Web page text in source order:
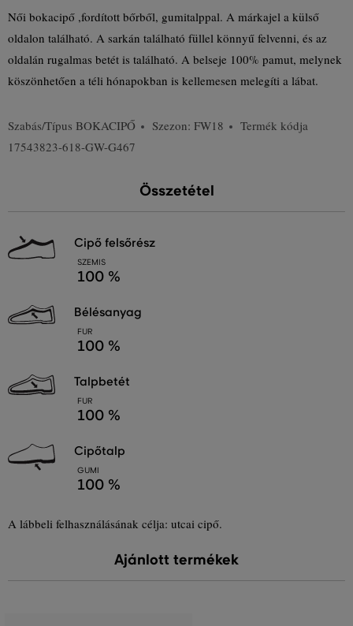
Női bokacipő ,fordított bőrből, gumitalppal. A márkajel a külső
oldalon található. A sarkán található füllel könnyű felvenni, és az
oldalán rugalmas betét is található. A belseje 100% pamut, melynek
köszönhetően a téli hónapokban is kellemesen melegíti a lábat.
Szabás/Típus BOKACIPŐ Szezon: FW18
Termék kódja
17543823-618-GW-G467
Összetétel
cipő felsőrész
SZEMIS
100 %
bélésanyag
FUR
100 %
talpbetét
FUR
100 %
cipőtalp
GUMI
100 %
A lábbeli felhasználásának célja: utcai cipő.
Ajánlott termékek